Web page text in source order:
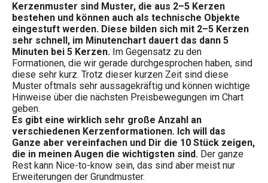
Kerzenmuster sind Muster, die aus 2–5 Kerzen
bestehen und können auch als technische Objekte
eingestuft werden. Diese bilden sich mit 2–5 Kerzen
sehr schnell, im Minutenchart dauert das dann 5
Minuten bei 5 Kerzen. Im Gegensatz zu den
Formationen, die wir gerade durchgesprochen haben, sind
diese sehr kurz. Trotz dieser kurzen Zeit sind diese
Muster oftmals sehr aussagekräftig und können wichtige
Hinweise über die nächsten Preisbewegungen im Chart
geben.
Es gibt eine wirklich sehr große Anzahl an
verschiedenen Kerzenformationen. Ich will das
Ganze aber vereinfachen und Dir die 10 Stück zeigen,
die in meinen Augen die wichtigsten sind. Der ganze
Rest kann Nice-to-know sein, das sind aber meist nur
Erweiterungen der Grundmuster.